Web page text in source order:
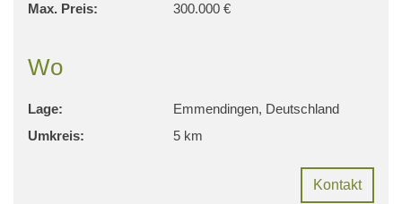
Max. Preis:
300.000 €
Wo
Lage:
Emmendingen, Deutschland
Umkreis:
5 km
Kontakt